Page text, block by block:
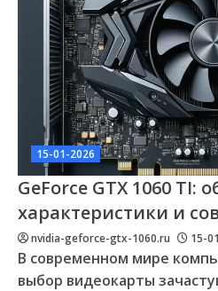
15-01-2026
GeForce GTX 1060 TI:
характеристики и
nvidia-geforce-gtx-1060.ru 15-
В современном мире
выбор видеокарты